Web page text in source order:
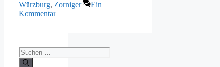
Würzburg, Zorniger
Ein
Kommentar
Suche
nach: